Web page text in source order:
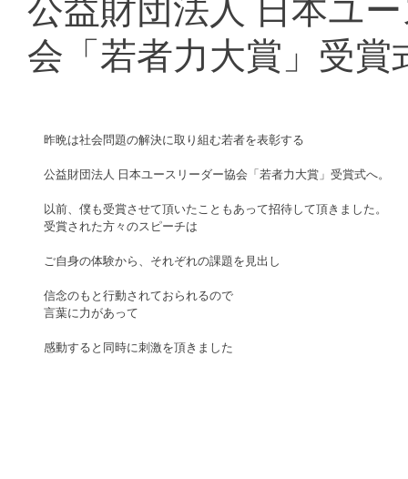
公益財団法人 日本ユ
会「若者力大賞」受賞
昨晩は社会問題の解決に取り組む若者を表彰する
公益財団法人 日本ユースリーダー協会「若者力大賞」受賞式へ。
以前、僕も受賞させて頂いたこともあって招待して頂きました。
受賞された方々のスピーチは
ご自身の体験から、それぞれの課題を見出し
信念のもと行動されておられるので
言葉に力があって
感動すると同時に刺激を頂きました